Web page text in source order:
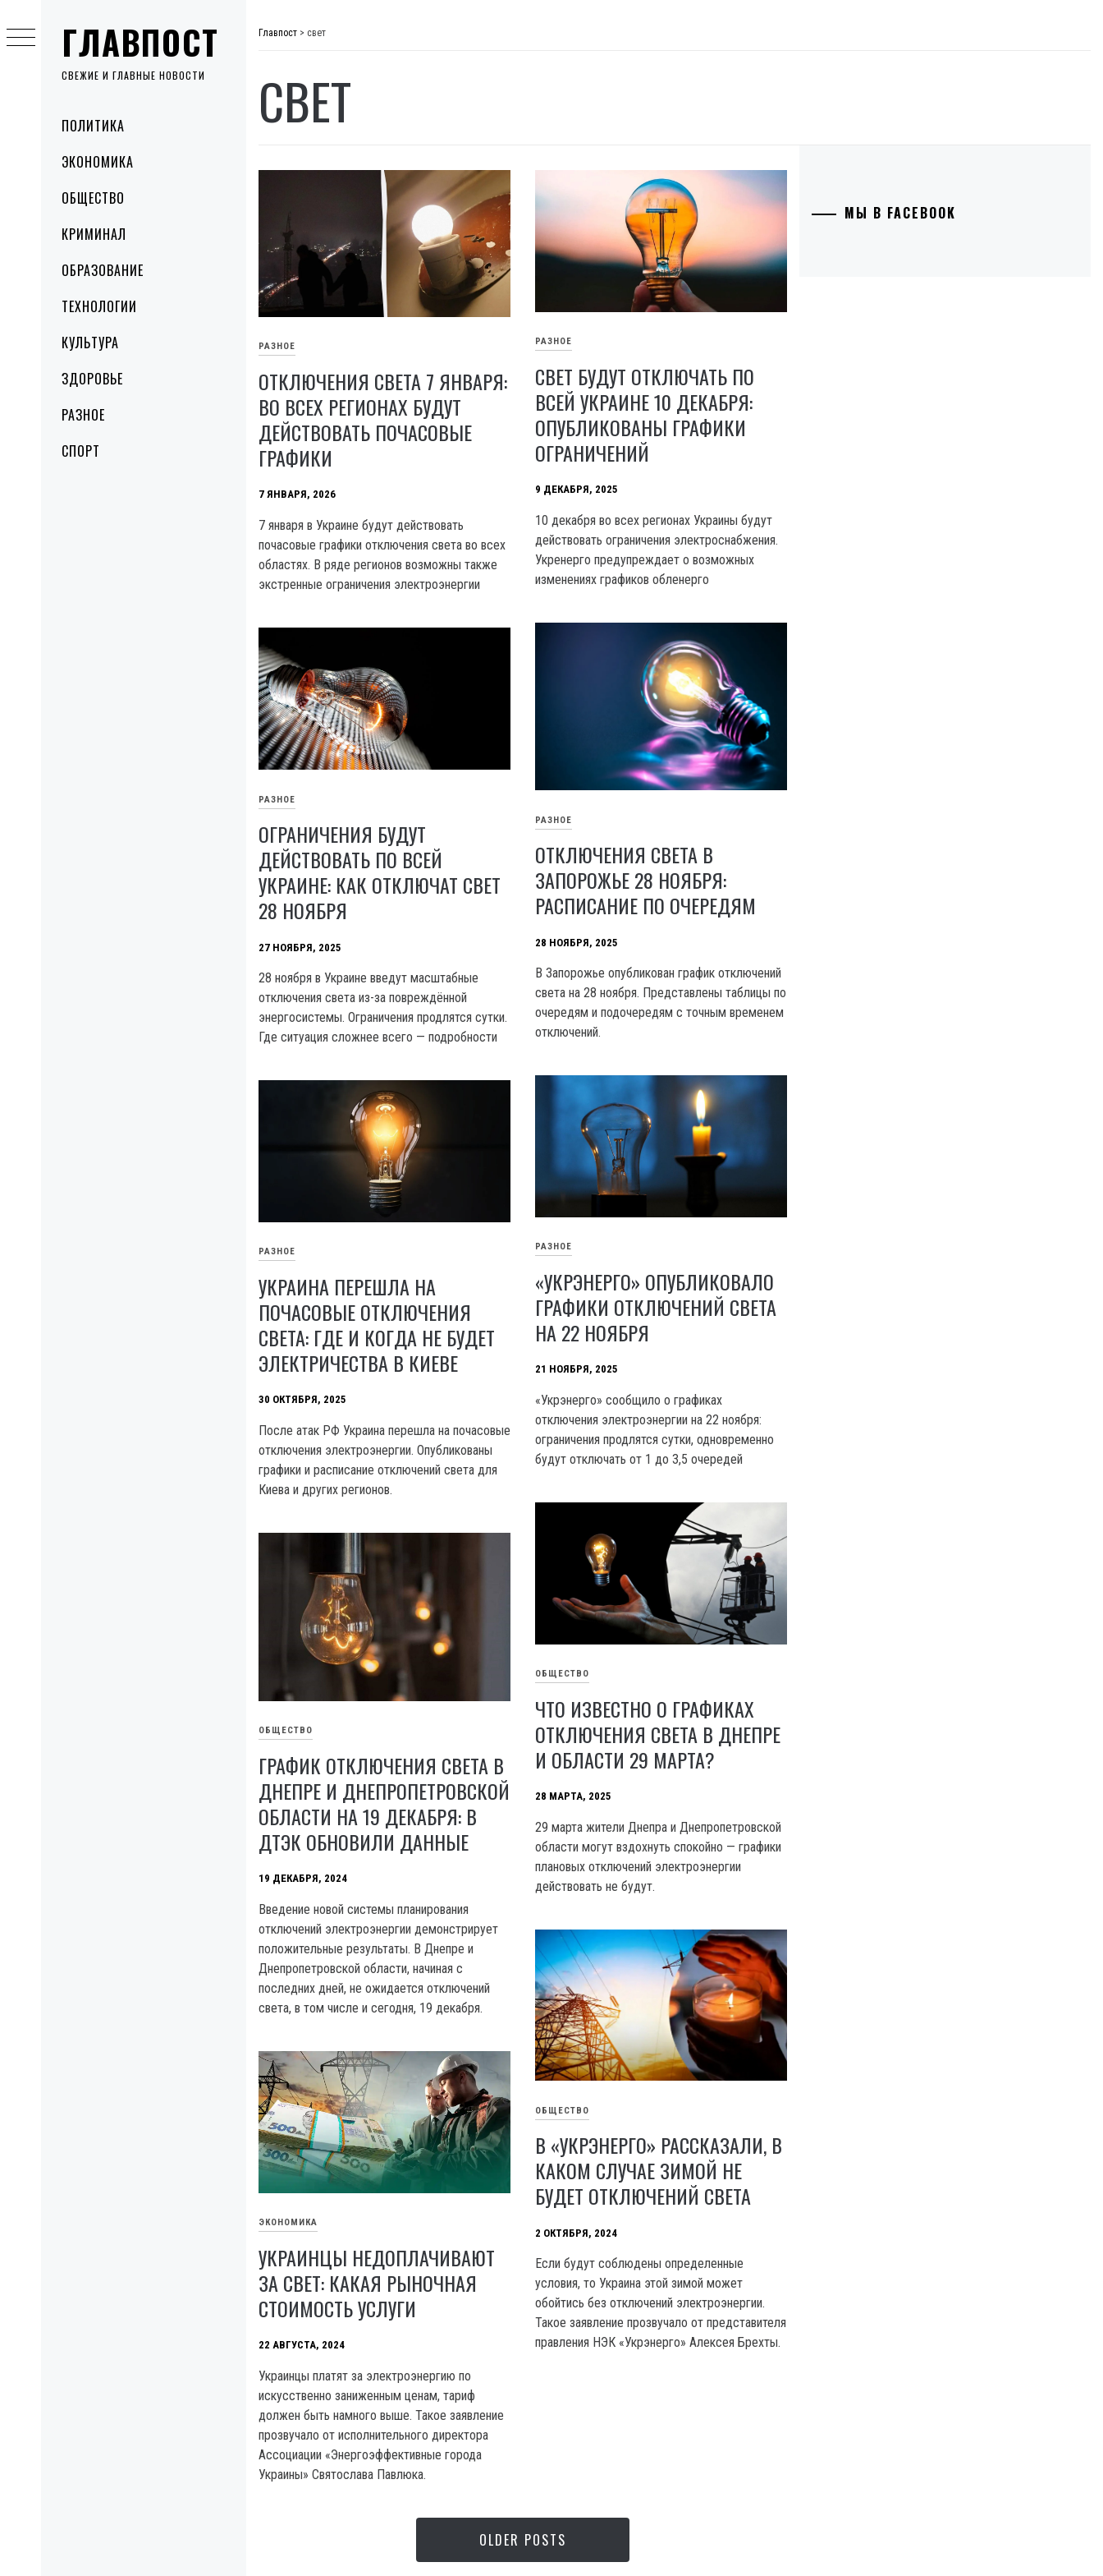
ГЛАВПОСТ
СВЕЖИЕ И ГЛАВНЫЕ НОВОСТИ
MenuПОЛИТИКА
ЭКОНОМИКА
ОБЩЕСТВО
КРИМИНАЛ
ОБРАЗОВАНИЕ
ТЕХНОЛОГИИ
КУЛЬТУРА
ЗДОРОВЬЕ
РАЗНОЕ
СПОРТ
to
content
Главпост > свет
СВЕТ
РАЗНОЕ
ОТКЛЮЧЕНИЯ СВЕТА 7 ЯНВАРЯ:
ВО ВСЕХ РЕГИОНАХ БУДУТ
ДЕЙСТВОВАТЬ ПОЧАСОВЫЕ
ГРАФИКИ
7 ЯНВАРЯ, 2026
7 января в Украине будут действовать
почасовые графики отключения света во всех
областях. В ряде регионов возможны также
экстренные ограничения электроэнергии
РАЗНОЕ
СВЕТ БУДУТ ОТКЛЮЧАТЬ ПО
ВСЕЙ УКРАИНЕ 10 ДЕКАБРЯ:
ОПУБЛИКОВАНЫ ГРАФИКИ
ОГРАНИЧЕНИЙ
9 ДЕКАБРЯ, 2025
10 декабря во всех регионах Украины будут
действовать ограничения электроснабжения.
Укренерго предупреждает о возможных
изменениях графиков обленерго
РАЗНОЕ
ОТКЛЮЧЕНИЯ СВЕТА В
ЗАПОРОЖЬЕ 28 НОЯБРЯ:
РАСПИСАНИЕ ПО ОЧЕРЕДЯМ
28 НОЯБРЯ, 2025
В Запорожье опубликован график отключений
света на 28 ноября. Представлены таблицы по
очередям и подочередям с точным временем
отключений.
РАЗНОЕ
ОГРАНИЧЕНИЯ БУДУТ
ДЕЙСТВОВАТЬ ПО ВСЕЙ
УКРАИНЕ: КАК ОТКЛЮЧАТ СВЕТ
28 НОЯБРЯ
27 НОЯБРЯ, 2025
28 ноября в Украине введут масштабные
отключения света из-за повреждённой
энергосистемы. Ограничения продлятся сутки.
Где ситуация сложнее всего — подробности
РАЗНОЕ
«УКРЭНЕРГО» ОПУБЛИКОВАЛО
ГРАФИКИ ОТКЛЮЧЕНИЙ СВЕТА
НА 22 НОЯБРЯ
21 НОЯБРЯ, 2025
«Укрэнерго» сообщило о графиках
отключения электроэнергии на 22 ноября:
ограничения продлятся сутки, одновременно
будут отключать от 1 до 3,5 очередей
РАЗНОЕ
УКРАИНА ПЕРЕШЛА НА
ПОЧАСОВЫЕ ОТКЛЮЧЕНИЯ
СВЕТА: ГДЕ И КОГДА НЕ БУДЕТ
ЭЛЕКТРИЧЕСТВА В КИЕВЕ
30 ОКТЯБРЯ, 2025
После атак РФ Украина перешла на почасовые
отключения электроэнергии. Опубликованы
графики и расписание отключений света для
Киева и других регионов.
ОБЩЕСТВО
ЧТО ИЗВЕСТНО О ГРАФИКАХ
ОТКЛЮЧЕНИЯ СВЕТА В ДНЕПРЕ
И ОБЛАСТИ 29 МАРТА?
28 МАРТА, 2025
29 марта жители Днепра и Днепропетровской
области могут вздохнуть спокойно — графики
плановых отключений электроэнергии
действовать не будут.
ОБЩЕСТВО
ГРАФИК ОТКЛЮЧЕНИЯ СВЕТА В
ДНЕПРЕ И ДНЕПРОПЕТРОВСКОЙ
ОБЛАСТИ НА 19 ДЕКАБРЯ: В
ДТЭК ОБНОВИЛИ ДАННЫЕ
19 ДЕКАБРЯ, 2024
Введение новой системы планирования
отключений электроэнергии демонстрирует
положительные результаты. В Днепре и
Днепропетровской области, начиная с
последних дней, не ожидается отключений
света, в том числе и сегодня, 19 декабря.
ОБЩЕСТВО
В «УКРЭНЕРГО» РАССКАЗАЛИ, В
КАКОМ СЛУЧАЕ ЗИМОЙ НЕ
БУДЕТ ОТКЛЮЧЕНИЙ СВЕТА
2 ОКТЯБРЯ, 2024
Если будут соблюдены определенные
условия, то Украина этой зимой может
обойтись без отключений электроэнергии.
Такое заявление прозвучало от представителя
правления НЭК «Укрэнерго» Алексея Брехты.
ЭКОНОМИКА
УКРАИНЦЫ НЕДОПЛАЧИВАЮТ
ЗА СВЕТ: КАКАЯ РЫНОЧНАЯ
СТОИМОСТЬ УСЛУГИ
22 АВГУСТА, 2024
Украинцы платят за электроэнергию по
искусственно заниженным ценам, тариф
должен быть намного выше. Такое заявление
прозвучало от исполнительного директора
Ассоциации «Энергоэффективные города
Украины» Святослава Павлюка.
OLDER POSTS
МЫ В FACEBOOK